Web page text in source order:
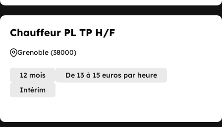
Chauffeur PL TP H/F
Grenoble (38000)
12 mois
De 13 à 15 euros par heure
Intérim